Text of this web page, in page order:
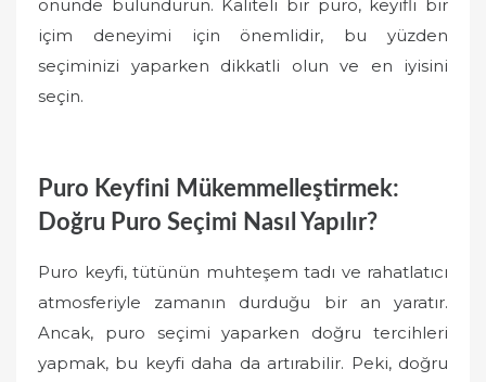
önünde bulundurun. Kaliteli bir puro, keyifli bir
içim deneyimi için önemlidir, bu yüzden
seçiminizi yaparken dikkatli olun ve en iyisini
seçin.
Puro Keyfini Mükemmelleştirmek:
Doğru Puro Seçimi Nasıl Yapılır?
Puro keyfi, tütünün muhteşem tadı ve rahatlatıcı
atmosferiyle zamanın durduğu bir an yaratır.
Ancak, puro seçimi yaparken doğru tercihleri
yapmak, bu keyfi daha da artırabilir. Peki, doğru